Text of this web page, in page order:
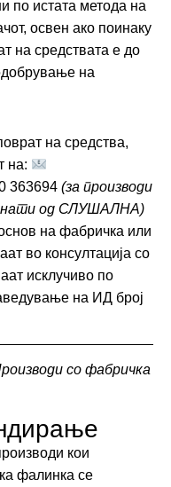
по истата метода на
освен ако поинаку
на средствата е до
на
на средства,
на:
363694(за производи
од СЛУШАЛНА)
на фабричка или
во консултација со
исклучиво по
на ИД број
со фабричка
кои
фалинка се